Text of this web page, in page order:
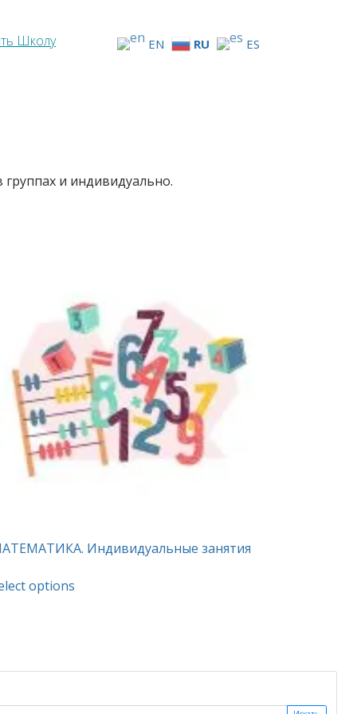
Школу EN RU ES
и индивидуально.
Индивидуальные занятия
optionsproduct
options